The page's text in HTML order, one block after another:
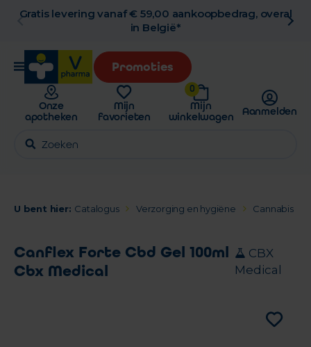
Gratis levering vanaf € 59,00 aankoopbedrag, overal
in België*
Promoties
Onze
apotheken
Mijn
favorieten
0
Mijn
winkelwagen
Aanmelden
U bent hier: Catalogus Verzorging en hygiëne Cannabis
Canflex Forte Cbd Gel 100ml
Cbx Medical
CBX
Medical